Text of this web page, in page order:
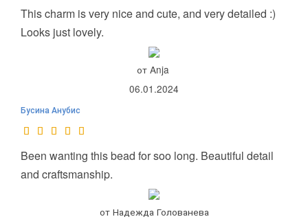
This charm is very nice and cute, and very detailed :)
Looks just lovely.
от Anja
06.01.2024
Бусина Анубис
Been wanting this bead for soo long. Beautiful detail
and craftsmanship.
от Надежда Голованева